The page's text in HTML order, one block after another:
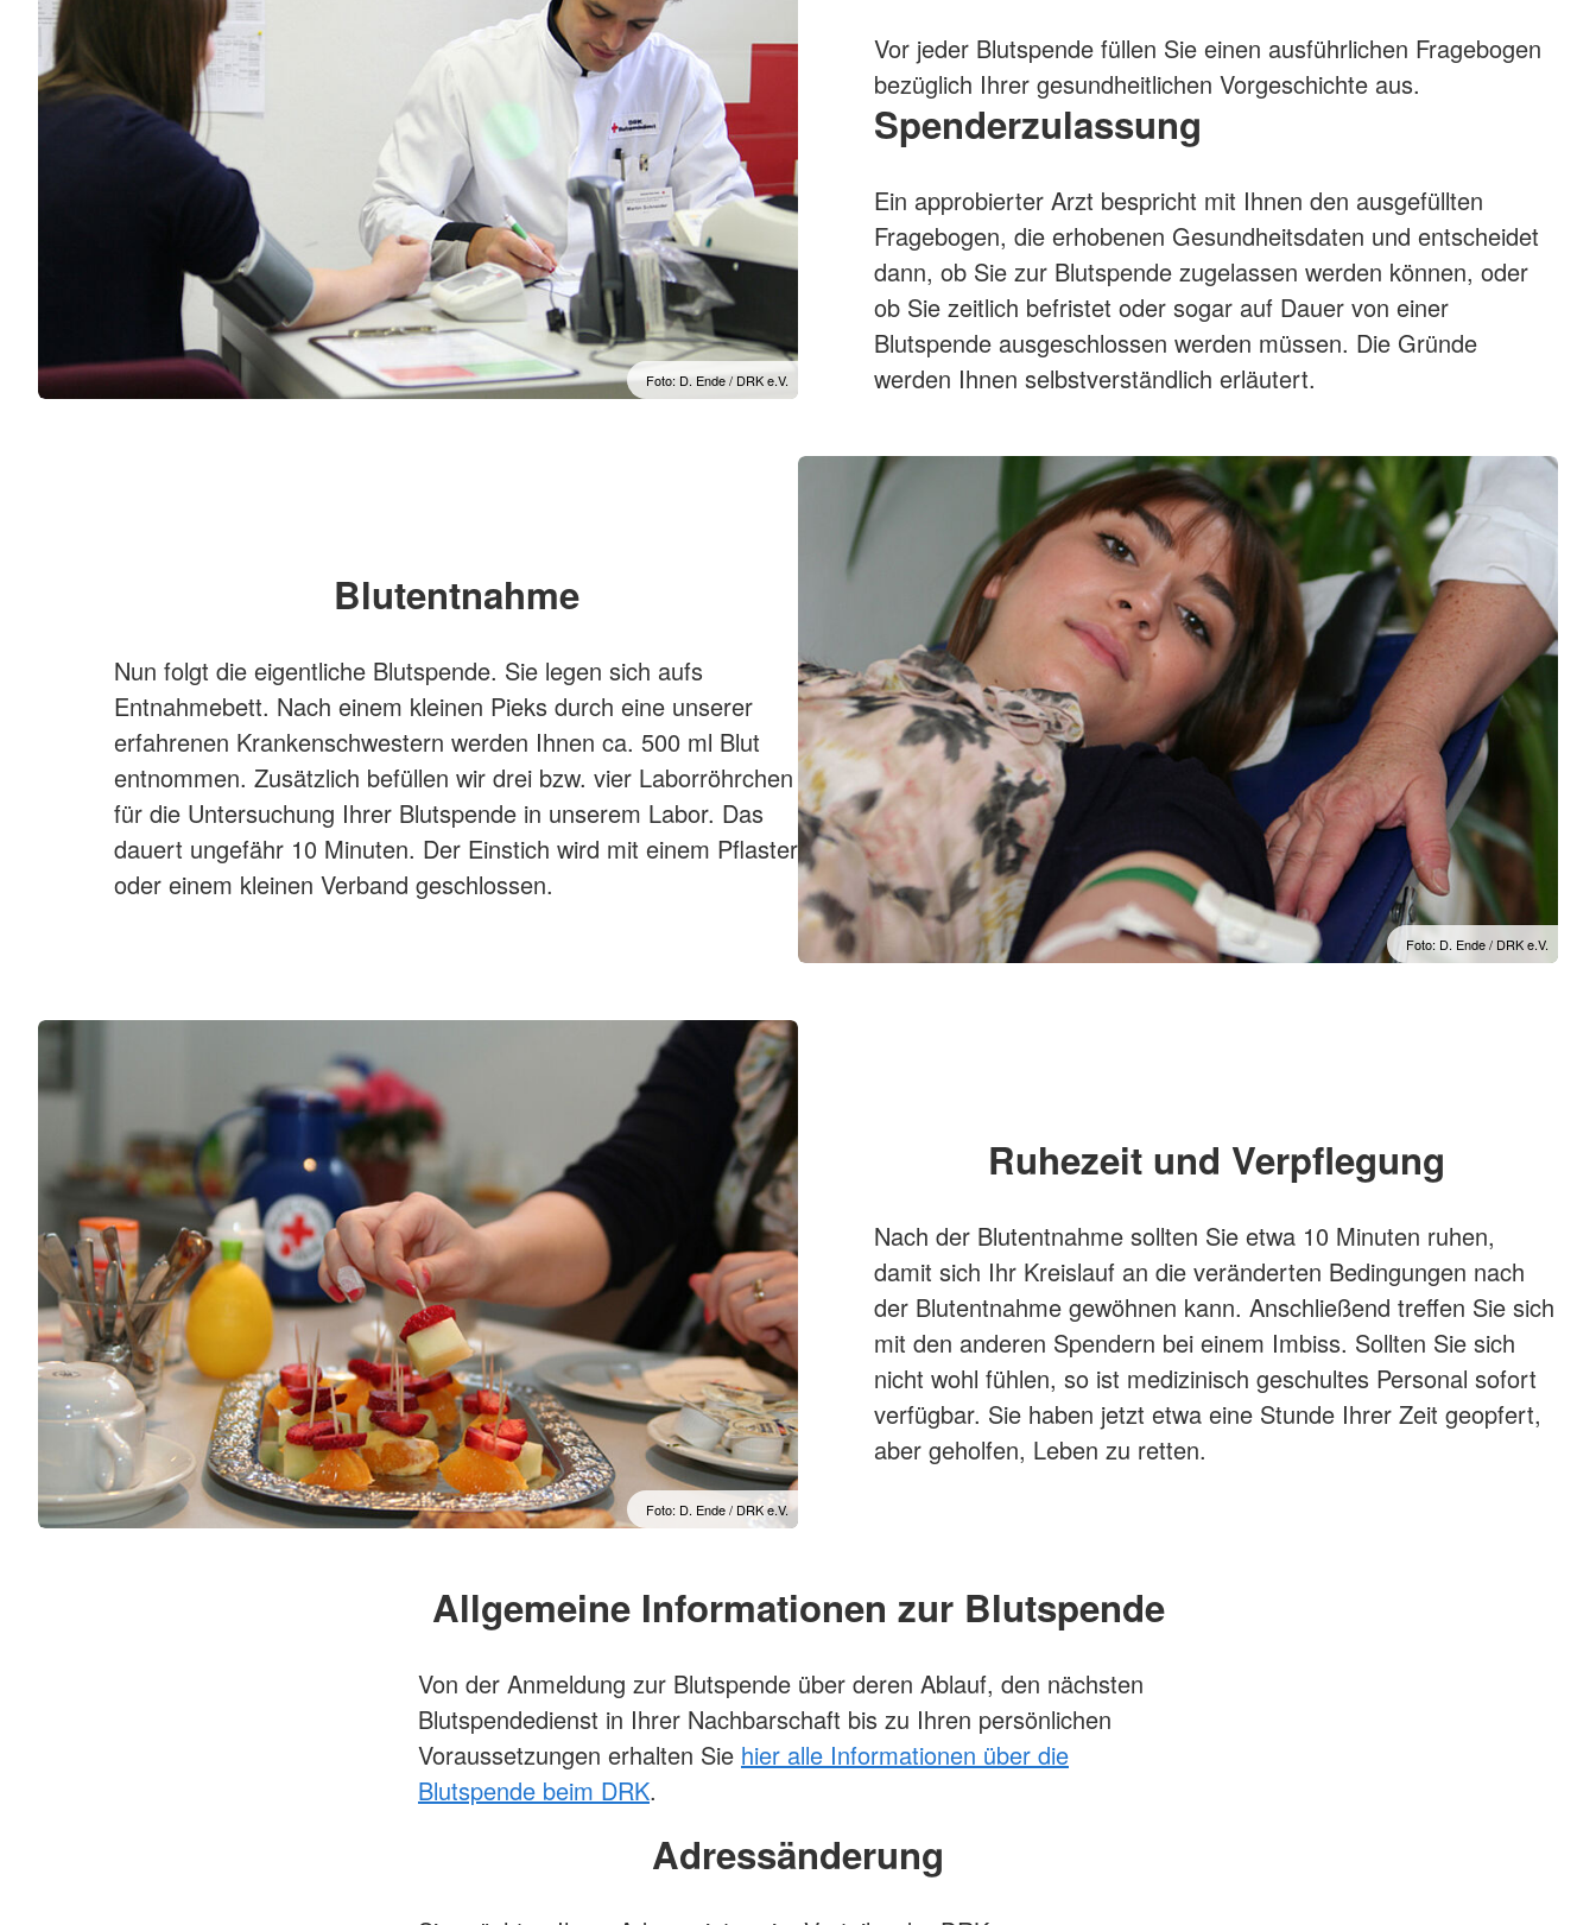
Foto: D. Ende / DRK e.V.
Vor jeder Blutspende füllen Sie einen ausführlichen Fragebogen
bezüglich Ihrer gesundheitlichen Vorgeschichte aus.
Spenderzulassung
Ein approbierter Arzt bespricht mit Ihnen den ausgefüllten
Fragebogen, die erhobenen Gesundheitsdaten und entscheidet
dann, ob Sie zur Blutspende zugelassen werden können, oder
ob Sie zeitlich befristet oder sogar auf Dauer von einer
Blutspende ausgeschlossen werden müssen. Die Gründe
werden Ihnen selbstverständlich erläutert.
Foto: D. Ende / DRK e.V.
Blutentnahme
Nun folgt die eigentliche Blutspende. Sie legen sich aufs
Entnahmebett. Nach einem kleinen Pieks durch eine unserer
erfahrenen Krankenschwestern werden Ihnen ca. 500 ml Blut
entnommen. Zusätzlich befüllen wir drei bzw. vier Laborröhrchen
für die Untersuchung Ihrer Blutspende in unserem Labor. Das
dauert ungefähr 10 Minuten. Der Einstich wird mit einem Pflaster
oder einem kleinen Verband geschlossen.
Foto: D. Ende / DRK e.V.
Ruhezeit und Verpflegung
Nach der Blutentnahme sollten Sie etwa 10 Minuten ruhen,
damit sich Ihr Kreislauf an die veränderten Bedingungen nach
der Blutentnahme gewöhnen kann. Anschließend treffen Sie sich
mit den anderen Spendern bei einem Imbiss. Sollten Sie sich
nicht wohl fühlen, so ist medizinisch geschultes Personal sofort
verfügbar. Sie haben jetzt etwa eine Stunde Ihrer Zeit geopfert,
aber geholfen, Leben zu retten.
Allgemeine Informationen zur Blutspende
Von der Anmeldung zur Blutspende über deren Ablauf, den nächsten
Blutspendedienst in Ihrer Nachbarschaft bis zu Ihren persönlichen
Voraussetzungen erhalten Sie hier alle Informationen über die
Blutspende beim DRK.
Adressänderung